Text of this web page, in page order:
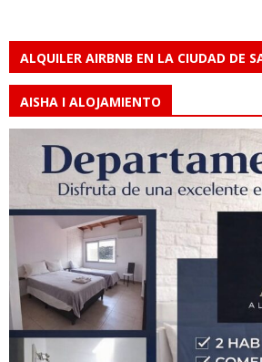
ALQUILER AIRBNB EN LA CIUDAD DE
AISHA I ALOJAMIENTO